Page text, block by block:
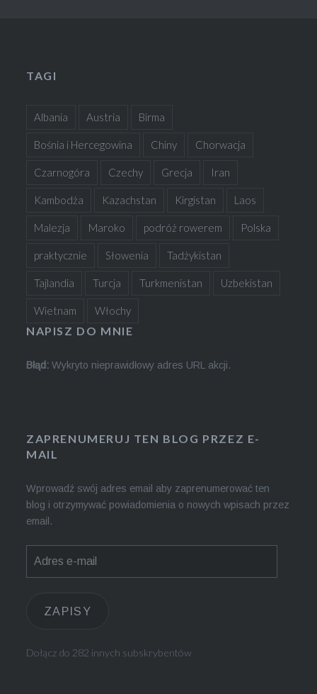
TAGI
Albania Austria Birma
Bośnia i Hercegowina Chiny Chorwacja
Czarnogóra Czechy Grecja Iran
Kambodża Kazachstan Kirgistan Laos
Malezja Maroko podróż rowerem Polska
praktycznie Słowenia Tadżykistan
Tajlandia Turcja Turkmenistan Uzbekistan
Wietnam Włochy
NAPISZ DO MNIE
Błąd: Wykryto nieprawidłowy adres URL akcji.
ZAPRENUMERUJ TEN BLOG PRZEZ E-
MAIL
Wprowadź swój adres email aby zaprenumerować ten
blog i otrzymywać powiadomienia o nowych wpisach przez
email.
mail
ZAPISY
Dołącz do 282 innych subskrybentów